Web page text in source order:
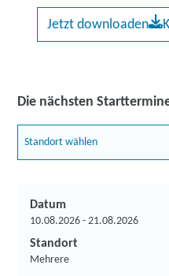
Jetzt downloaden
Die nächsten
Standort wählen
Datum
10.08.2026 - 21.08.2026
Standort
Mehrere